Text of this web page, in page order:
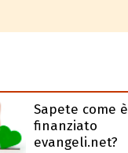
Sapete come è
finanziato
evangeli.net?